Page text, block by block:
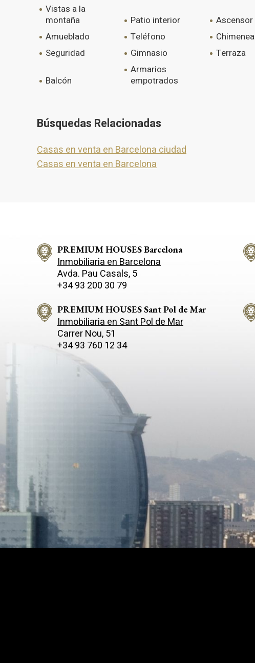
vistas a la
montaña
patio interior
ascensor
amueblado
teléfono
chimenea
seguridad
gimnasio terraza
balcón
armarios
empotrados
Búsquedas Relacionadas
Casas en venta en Barcelona ciudad
Casas en venta en Barcelona
PREMIUM HOUSES Barcelona
Inmobiliaria en Barcelona
Avda. Pau Casals, 5
+34 93 200 30 79
PREMIUM HOUSES Sant Pol de Mar
Inmobiliaria en Sant Pol de Mar
Carrer Nou, 51
+34 93 760 12 34